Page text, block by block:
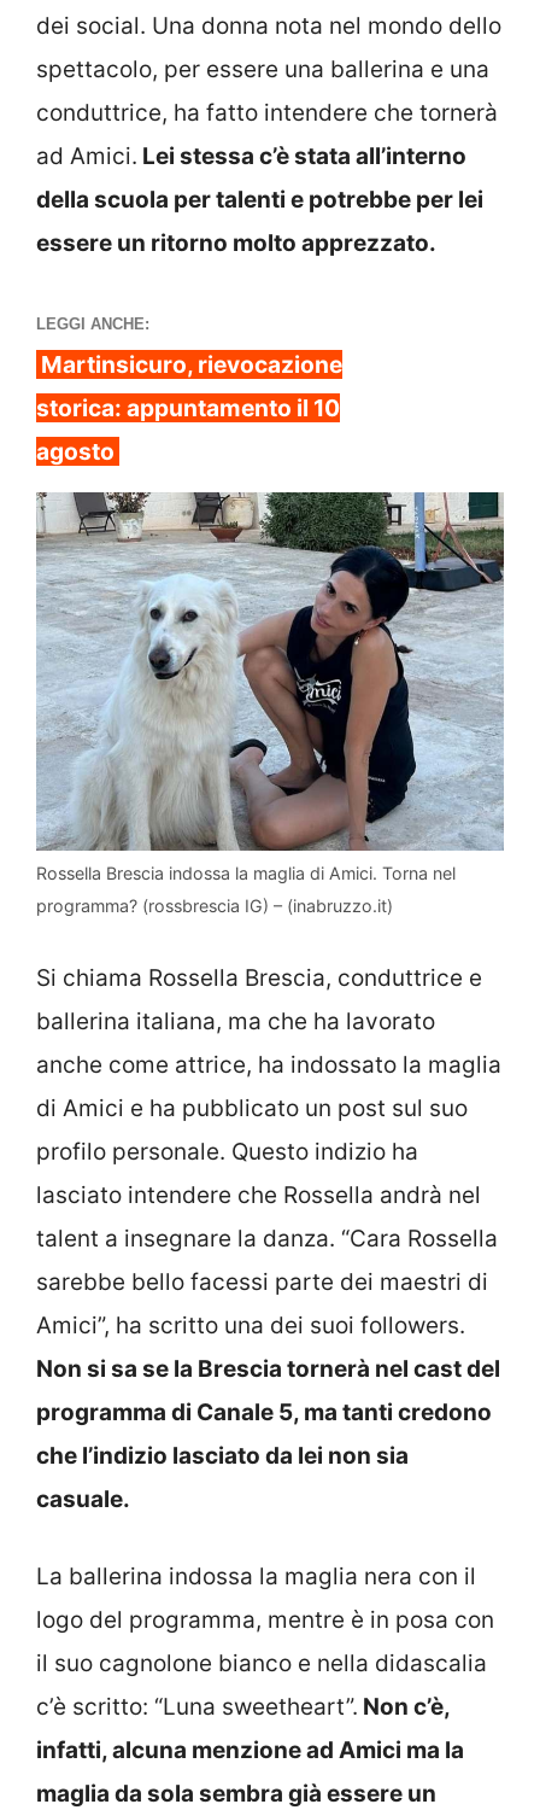
dei social. Una donna nota nel mondo dello
spettacolo, per essere una ballerina e una
conduttrice, ha fatto intendere che tornerà
ad Amici. Lei stessa c’è stata all’interno
della scuola per talenti e potrebbe per lei
essere un ritorno molto apprezzato.
LEGGI ANCHE:
Martinsicuro, rievocazione
storica: appuntamento il 10
agosto
Rossella Brescia indossa la maglia di Amici. Torna nel
programma? (rossbrescia IG) – (inabruzzo.it)
Si chiama Rossella Brescia, conduttrice e
ballerina italiana, ma che ha lavorato
anche come attrice, ha indossato la maglia
di Amici e ha pubblicato un post sul suo
profilo personale. Questo indizio ha
lasciato intendere che Rossella andrà nel
talent a insegnare la danza. “Cara Rossella
sarebbe bello facessi parte dei maestri di
Amici”, ha scritto una dei suoi followers.
Non si sa se la Brescia tornerà nel cast del
programma di Canale 5, ma tanti credono
che l’indizio lasciato da lei non sia
casuale.
La ballerina indossa la maglia nera con il
logo del programma, mentre è in posa con
il suo cagnolone bianco e nella didascalia
c’è scritto: “Luna sweetheart”. Non c’è,
infatti, alcuna menzione ad Amici ma la
maglia da sola sembra già essere un